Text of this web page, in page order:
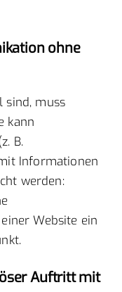
ohne
sind, muss
kann
B.
Informationen
werden:
Website ein
Auftritt mit